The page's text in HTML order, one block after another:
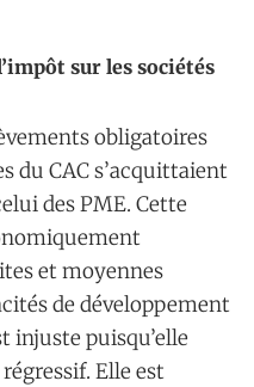
sur les sociétés
obligatoires
du CAC s’acquittaient
des PME. Cette
et moyennes
de développement
injuste puisqu’elle
Elle est